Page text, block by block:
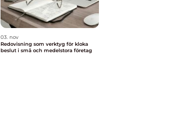
03. nov
Redovisning som verktyg för kloka
beslut i små och medelstora företag